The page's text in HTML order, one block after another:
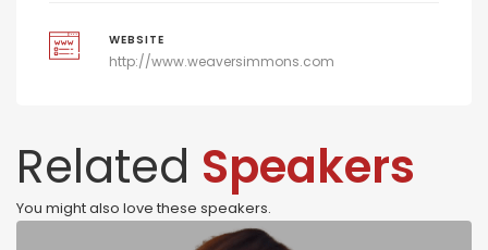
WEBSITE
http://www.weaversimmons.com
Related Speakers
You might also love these speakers.